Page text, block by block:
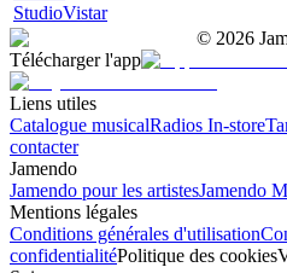
StudioVistar
© 2026
Télécharger l'app
Liens utiles
Catalogue musicalRadios In-store
contacter
Jamendo
Jamendo pour les artistesJamendo
Mentions légales
Conditions générales d'utilisation
confidentialitéPolitique des cookies